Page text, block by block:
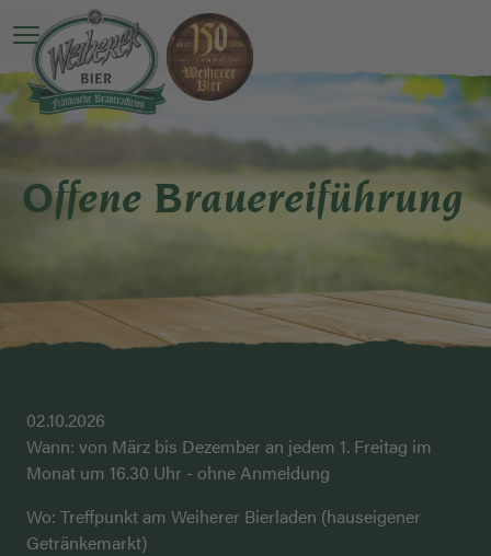
Hauptmenü öffnen
Offene Brauereiführung
02.10.2026
Wann: von März bis Dezember an jedem 1. Freitag im
Monat um 16.30 Uhr - ohne Anmeldung
Wo: Treffpunkt am Weiherer Bierladen (hauseigener
Getränkemarkt)